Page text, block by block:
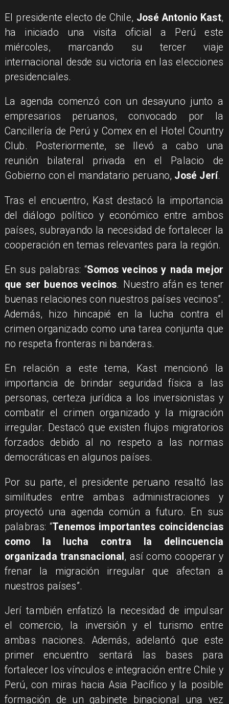
El presidente electo de Chile, José Antonio Kast,
ha iniciado una visita oficial a Perú este
miércoles, marcando su tercer viaje
internacional desde su victoria en las elecciones
presidenciales.
La agenda comenzó con un desayuno junto a
empresarios peruanos, convocado por la
Cancillería de Perú y Comex en el Hotel Country
Club. Posteriormente, se llevó a cabo una
reunión bilateral privada en el Palacio de
Gobierno con el mandatario peruano, José Jerí.
Tras el encuentro, Kast destacó la importancia
del diálogo político y económico entre ambos
países, subrayando la necesidad de fortalecer la
cooperación en temas relevantes para la región.
En sus palabras: “Somos vecinos y nada mejor
que ser buenos vecinos. Nuestro afán es tener
buenas relaciones con nuestros países vecinos”.
Además, hizo hincapié en la lucha contra el
crimen organizado como una tarea conjunta que
no respeta fronteras ni banderas.
En relación a este tema, Kast mencionó la
importancia de brindar seguridad física a las
personas, certeza jurídica a los inversionistas y
combatir el crimen organizado y la migración
irregular. Destacó que existen flujos migratorios
forzados debido al no respeto a las normas
democráticas en algunos países.
Por su parte, el presidente peruano resaltó las
similitudes entre ambas administraciones y
proyectó una agenda común a futuro. En sus
palabras: “Tenemos importantes coincidencias
como la lucha contra la delincuencia
organizada transnacional , así como cooperar y
frenar la migración irregular que afectan a
nuestros países”.
Jerí también enfatizó la necesidad de impulsar
el comercio, la inversión y el turismo entre
ambas naciones. Además, adelantó que este
primer encuentro sentará las bases para
fortalecer los vínculos e integración entre Chile y
Perú, con miras hacia Asia Pacífico y la posible
formación de un gabinete binacional una vez